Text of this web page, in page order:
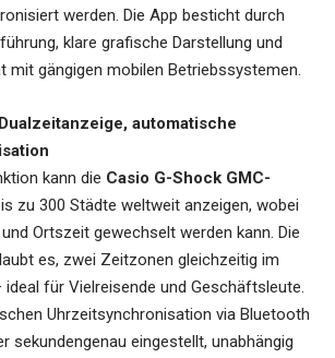
werden. Die App besticht durch
klare grafische Darstellung und
mit gängigen mobilen Betriebssystemen.
automatische
kann die Casio G-Shock GMC-
zu 300 Städte weltweit anzeigen, wobei
Ortszeit gewechselt werden kann. Die
es, zwei Zeitzonen gleichzeitig im
ideal für Vielreisende und Geschäftsleute.
Uhrzeitsynchronisation via Bluetooth
sekundengenau eingestellt, unabhängig